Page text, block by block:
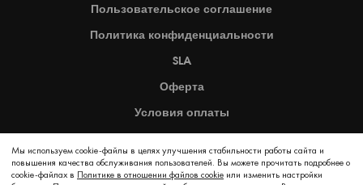
Мы используем cookie-файлы в целях улучшения стабильности работы сайта и
повышения качества обслуживания пользователей. Вы можете прочитать подробнее о
cookie-файлах в Политике в отношении файлов cookie или изменить настройки
Пользовательское соглашение
Политика конфиденциальности
SLA
Оферта
Условия оплаты
Карта сайта
2026 © Copyright Hisense